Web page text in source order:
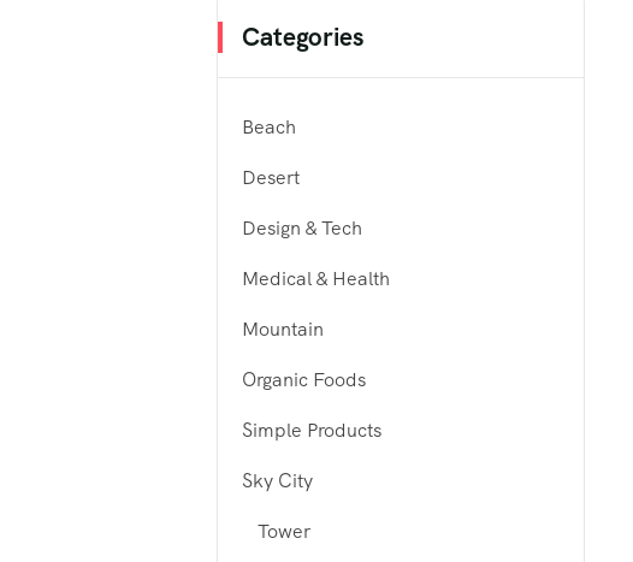
Categories
Beach
Desert
Design & Tech
Medical & Health
Mountain
Organic Foods
Simple Products
Sky City
Tower